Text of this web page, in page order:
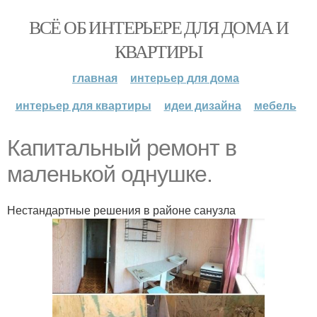
ВСЁ ОБ ИНТЕРЬЕРЕ ДЛЯ ДОМА И
КВАРТИРЫ
главная
интерьер для дома
интерьер для квартиры
идеи дизайна мебель
Капитальный ремонт в
маленькой однушке.
Нестандартные решения в районе санузла